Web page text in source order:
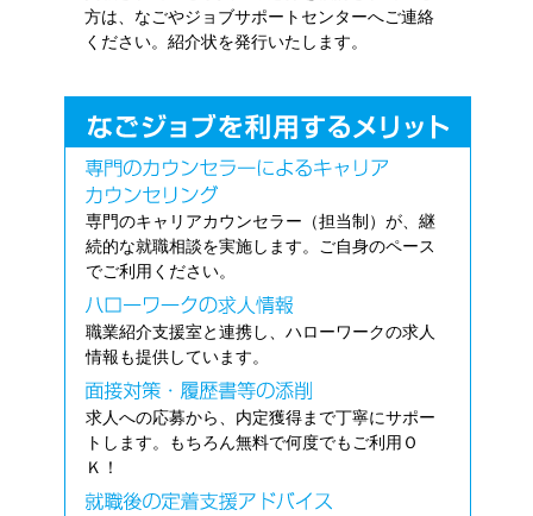
方は、なごやジョブサポートセンターへご連絡
ください。紹介状を発行いたします。
専門のキャリアカウンセラー（担当制）が、継
続的な就職相談を実施します。ご自身のペース
でご利用ください。
職業紹介支援室と連携し、ハローワークの求人
情報も提供しています。
求人への応募から、内定獲得まで丁寧にサポー
トします。もちろん無料で何度でもご利用Ｏ
Ｋ！